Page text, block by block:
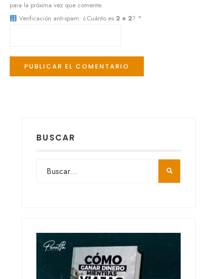
para la próxima vez que comente.
Verificación anti-spam: ¿Cuánto es 2 + 2? *
BUSCAR